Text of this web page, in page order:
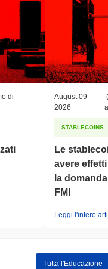
di
August 09
2026
STABLECOINS
Le
avere
la
FMI
Leggi l'intero
Tutta l'Educazione